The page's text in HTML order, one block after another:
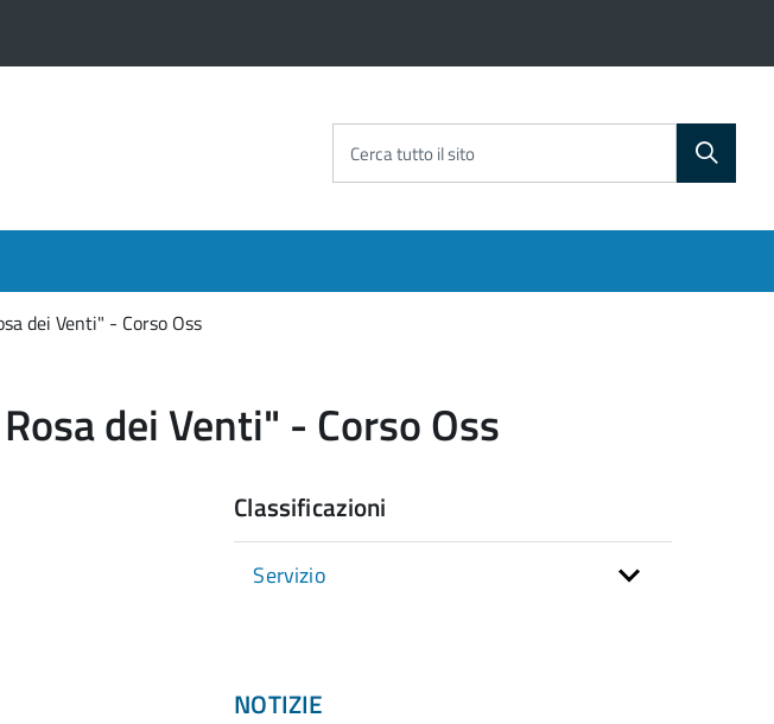
Cerca tutto il sito
dei Venti" - Corso Oss
dei Venti" - Corso Oss
Classificazioni
Servizio
NOTIZIE